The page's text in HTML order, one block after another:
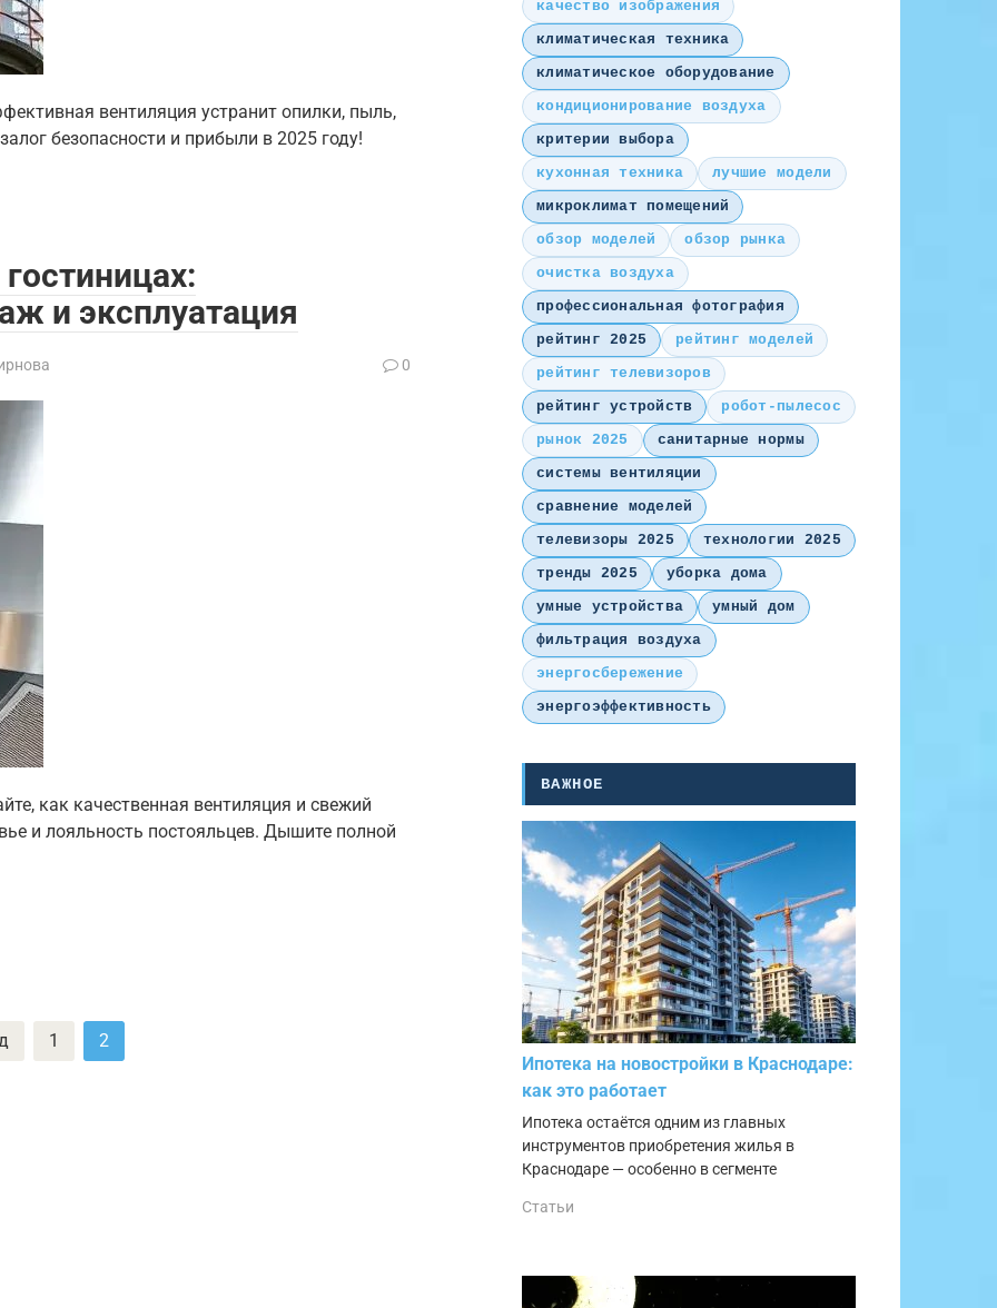
вентиляция устранит опилки, пыль,
безопасности и прибыли в 2025 году!
и эксплуатация
0
как качественная вентиляция и свежий
и лояльность постояльцев. Дышите полной
1 2
качество изображения
климатическая техника
климатическое оборудование
кондиционирование воздуха
критерии выбора
кухонная техника
лучшие модели
микроклимат помещений
обзор моделей
обзор рынка
очистка воздуха
профессиональная фотография
рейтинг 2025
рейтинг моделей
рейтинг телевизоров
рейтинг устройств
робот-пылесос
рынок 2025
санитарные нормы
системы вентиляции
сравнение моделей
телевизоры 2025
технологии 2025
тренды 2025
уборка дома
умные устройства
умный дом
фильтрация воздуха
энергосбережение
энергоэффективность
ВАЖНОЕ
Ипотека на новостройки в Краснодаре:
как это работает
Ипотека остаётся одним из главных
инструментов приобретения жилья в
Краснодаре — особенно в сегменте
Статьи